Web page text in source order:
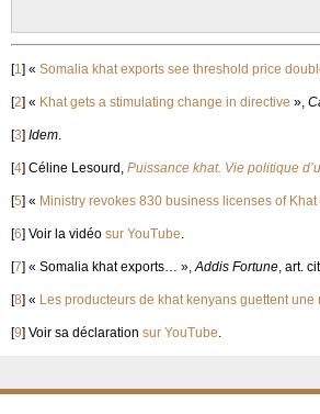
[1] « Somalia khat exports see threshold price
[2] « Khat gets a stimulating change in directive »,
[3] Idem.
[4] Céline Lesourd, Puissance khat. Vie politique
[5] « Ministry revokes 830 business licenses of
[6] Voir la vidéo sur YouTube.
[7] « Somalia khat exports… »,Addis Fortune, art.
[8] « Les producteurs de khat kenyans guettent
[9] Voir sa déclaration sur YouTube.